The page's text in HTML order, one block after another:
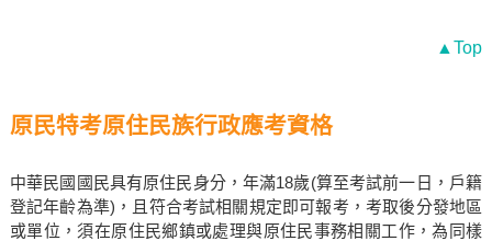
▲Top
原民特考原住民族行政應考資格
中華民國國民具有原住民身分，年滿18歲(算至考試前一日，戶籍
登記年齡為準)，且符合考試相關規定即可報考，考取後分發地區
或單位，須在原住民鄉鎮或處理與原住民事務相關工作，為同樣